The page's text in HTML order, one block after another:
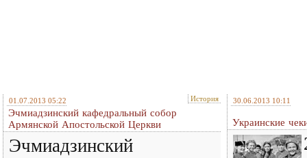
01.07.2013 05:22 История
Эчмиадзинский кафедральный собор
Армянской Апостольской Церкви
Эчмиадзинский
30.06.2013 10:11
Украинские